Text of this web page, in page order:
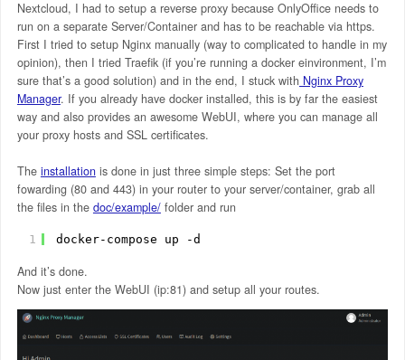
Nextcloud, I had to setup a reverse proxy because OnlyOffice needs to
run on a separate Server/Container and has to be reachable via https.
First I tried to setup Nginx manually (way to complicated to handle in my
opinion), then I tried Traefik (if you’re running a docker einvironment, I’m
sure that’s a good solution) and in the end, I stuck with Nginx Proxy
Manager. If you already have docker installed, this is by far the easiest
way and also provides an awesome WebUI, where you can manage all
your proxy hosts and SSL certificates.
The installationis done in just three simple steps: Set the port
fowarding (80 and 443) in your router to your server/container, grab all
the files in the doc/example/folder and run
1 docker-compose up -d
And it’s done.
Now just enter the WebUI (ip:81) and setup all your routes.